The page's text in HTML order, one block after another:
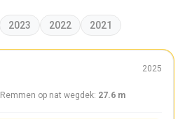
2023 2022 2021
2025
Remmen op nat wegdek: 27.6 m